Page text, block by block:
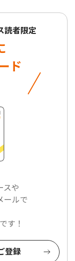
読者限定
ド
スや
ールで
す！
登録